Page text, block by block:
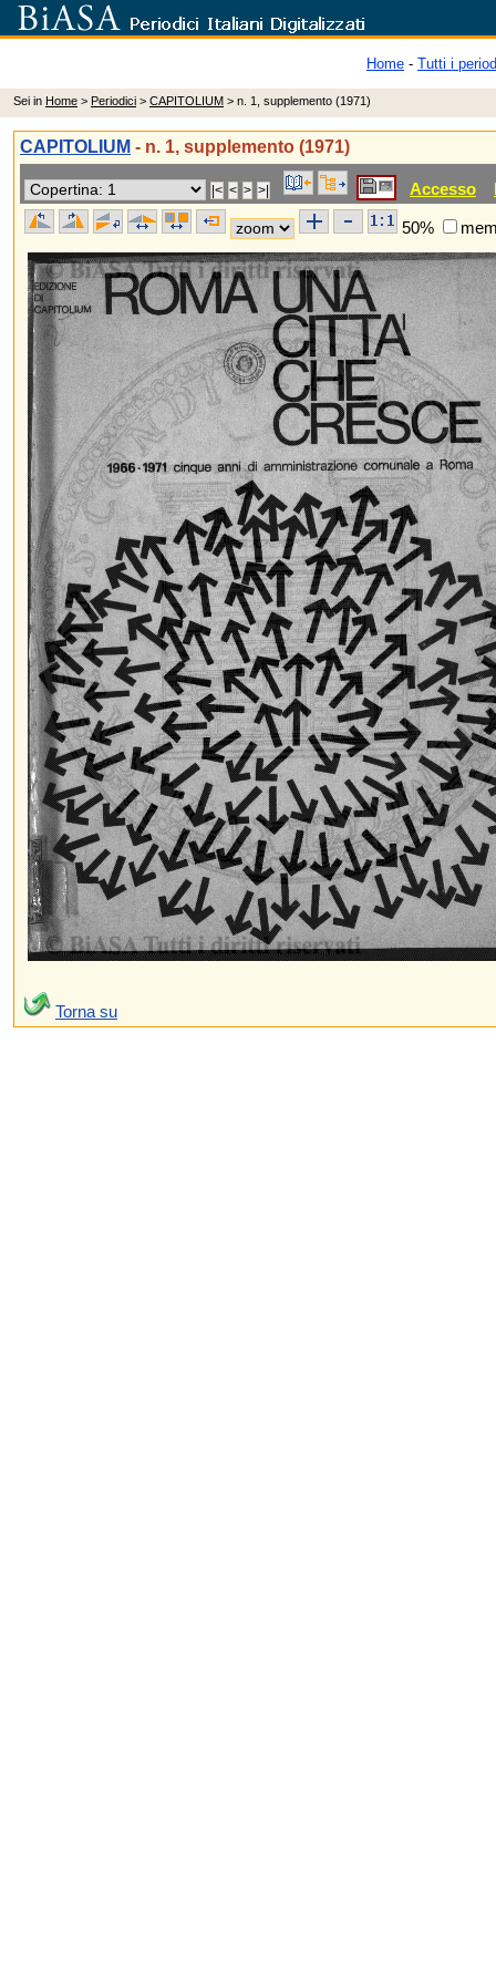
Home - Tutti i
Sei in Home > Periodici > CAPITOLIUM > n. 1, supplemento (1971)
CAPITOLIUM - n. 1, supplemento (1971)
Accesso
50%
Torna su